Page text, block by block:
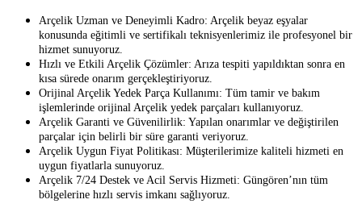
Arçelik Uzman ve Deneyimli Kadro: Arçelik beyaz eşyalar
konusunda eğitimli ve sertifikalı teknisyenlerimiz ile profesyonel bir
hizmet sunuyoruz.
Hızlı ve Etkili Arçelik Çözümler: Arıza tespiti yapıldıktan sonra en
kısa sürede onarım gerçekleştiriyoruz.
Orijinal Arçelik Yedek Parça Kullanımı: Tüm tamir ve bakım
işlemlerinde orijinal Arçelik yedek parçaları kullanıyoruz.
Arçelik Garanti ve Güvenilirlik: Yapılan onarımlar ve değiştirilen
parçalar için belirli bir süre garanti veriyoruz.
Arçelik Uygun Fiyat Politikası: Müşterilerimize kaliteli hizmeti en
uygun fiyatlarla sunuyoruz.
Arçelik 7/24 Destek ve Acil Servis Hizmeti: Güngören’nın tüm
bölgelerine hızlı servis imkanı sağlıyoruz.